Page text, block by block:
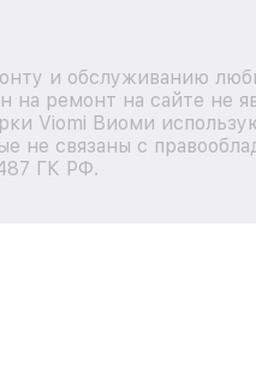
и обслуживанию
ремонт на сайте не
Viomi Виоми
не связаны с
ГК РФ.